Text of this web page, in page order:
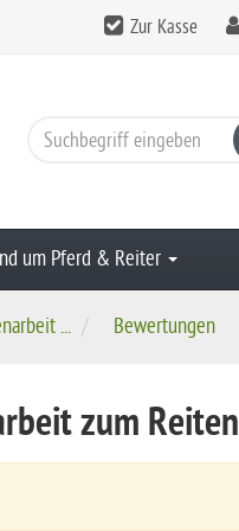
Zur Kasse
um Pferd & Reiter
... Bewertungen
zum Reiten